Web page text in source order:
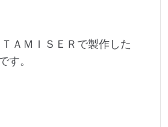
ＡＭＩＳＥＲで製作した
す。